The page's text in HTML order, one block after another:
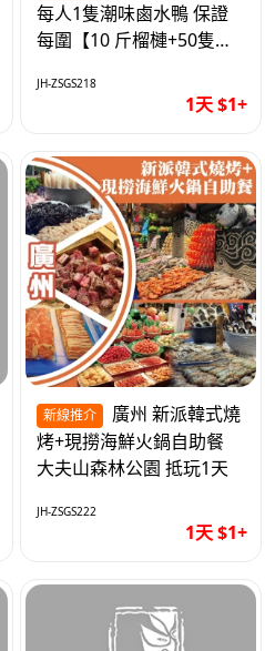
每人1隻潮味鹵水鴨 保證
每圍【10 斤榴槤+50隻湛
1天
JH-ZSGS218
1天 $1+
新線推介
烤+現撈海鮮火鍋自助餐
大夫山森林公園 抵玩1天
JH-ZSGS222
1天 $1+